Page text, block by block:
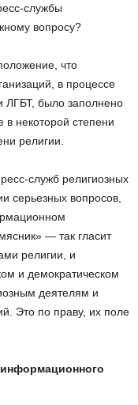
службы
вопросу?
что
в процессе
ЛГБТ, было заполнено
некоторой степени
религии.
служб религиозных
серьезных вопросов,
— так гласит
религии, и
и демократическом
деятелям и
Это по праву, их поле